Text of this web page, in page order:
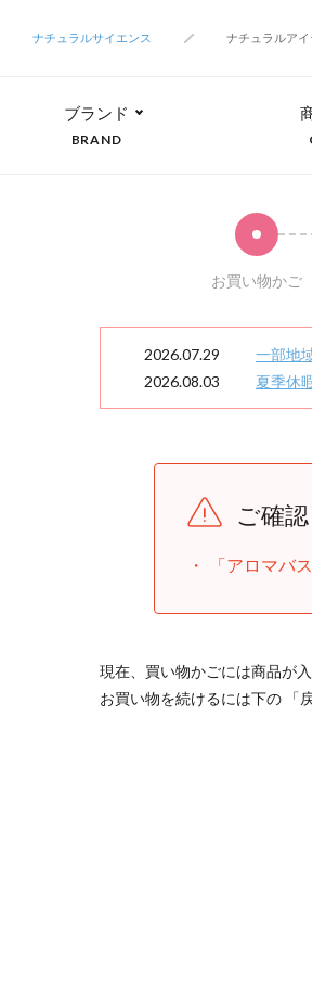
ナチュラルサイエンス
ナチュラルアイ
ブランド
BRAND
お買い物かご
2026.07.29
一部地
2026.08.03
夏季休
ご確
「アロマバ
現在、買い物かごには商品が入
お買い物を続けるには下の 「